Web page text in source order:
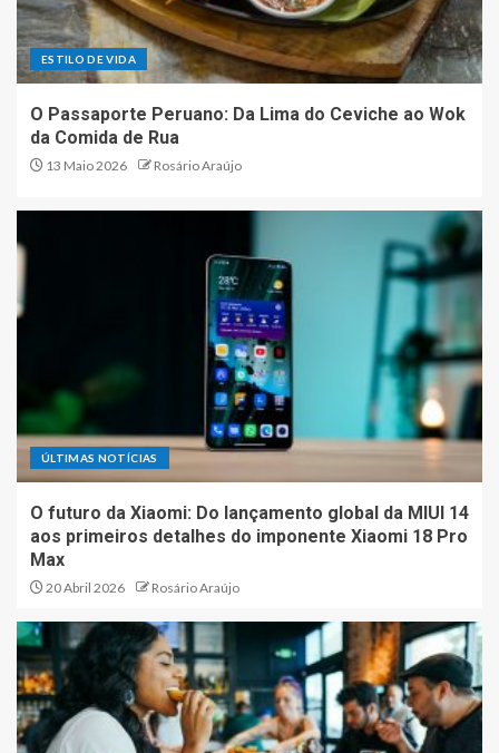
ESTILO DE VIDA
O Passaporte Peruano: Da Lima do Ceviche ao Wok
da Comida de Rua
13 Maio 2026 Rosário Araújo
ÚLTIMAS NOTÍCIAS
O futuro da Xiaomi: Do lançamento global da MIUI 14
aos primeiros detalhes do imponente Xiaomi 18 Pro
Max
20 Abril 2026 Rosário Araújo